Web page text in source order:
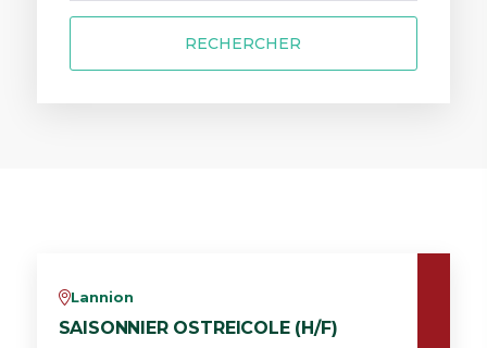
RECHERCHER
vLannion
SAISONNIER OSTREICOLE (H/F)